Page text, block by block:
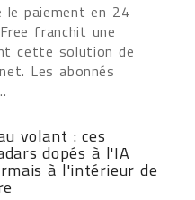
le paiement en 24
franchit une
cette solution de
Les abonnés
volant : ces
dopés à l'IA
à l'intérieur de